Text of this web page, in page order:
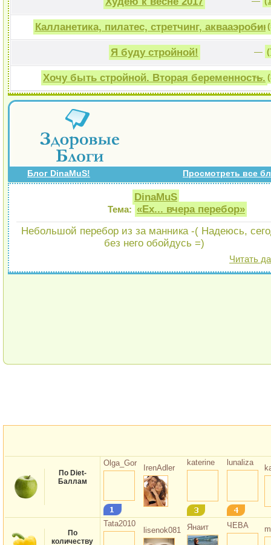
Калланетика, пилатес, стретчинг, —
Я буду стройной! —
Хочу быть стройной. Вторая беременность.
—
Блог DinaMuS! Просмотреть все
DinaMuS
Тема: «Ех... вчера перебор»
Небольшой перебор из за манника -( Надеюсь,
без него обойдусь =)
Читать
По Diet-
Баллам
Olga_Gor katerine lunaliza
По
количеству
Tata2010 Янаит ЧЕВА